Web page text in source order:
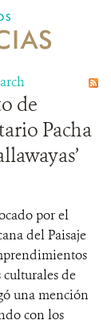
de
Pacha
por el
del Paisaje
culturales de
una mención
con los